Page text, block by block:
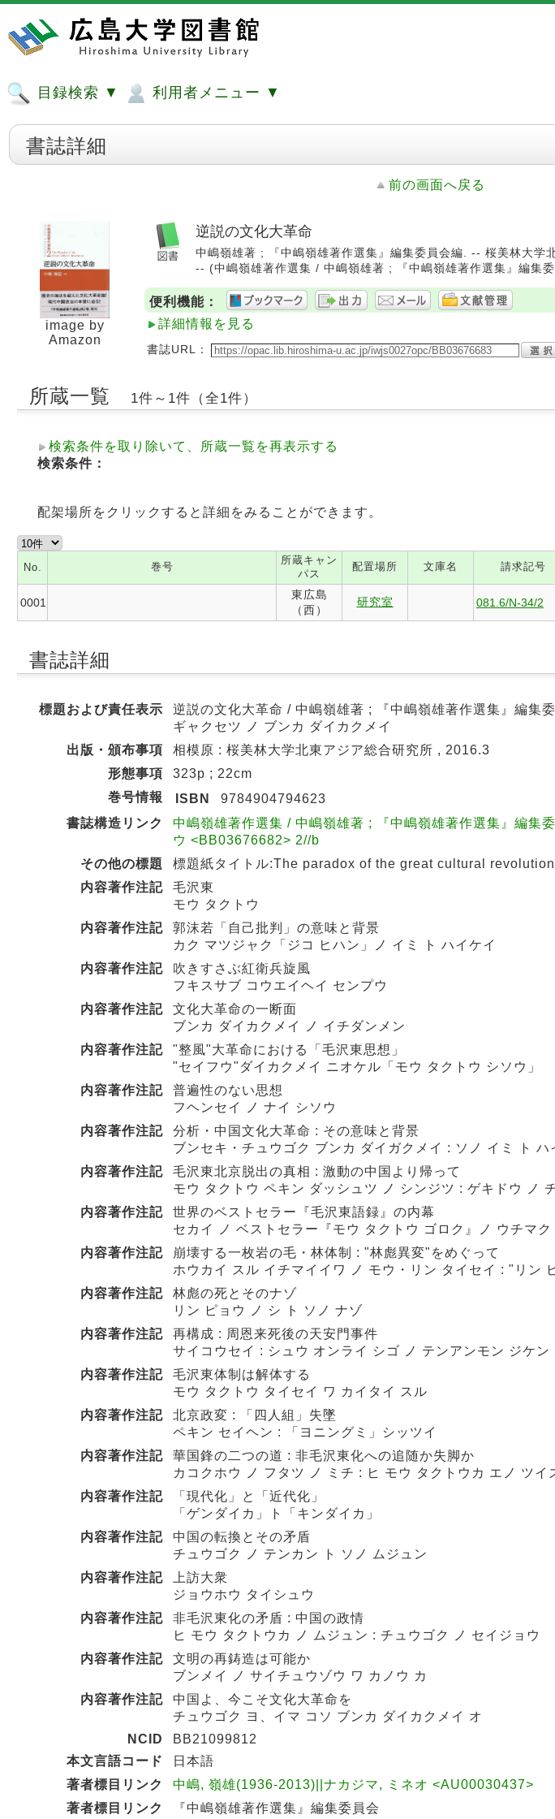
目録検索 ▼ 利用者メニュー ▼
書誌詳細
前の画面へ戻る
image by
Amazon
逆説の文化大革命
中嶋嶺雄著 ; 『中嶋嶺雄著作選集』編集委員会編. -- 桜美林大学
-- (中嶋嶺雄著作選集 / 中嶋嶺雄著 ; 『中嶋嶺雄著作選集』編集
便利機能：
詳細情報を見る
書誌URL：
所蔵一覧 1件～1件（全1件）
検索条件を取り除いて、所蔵一覧を再表示する
検索条件：
配架場所をクリックすると詳細をみることができます。
No. 巻号
所蔵キャン
パス
配置場所 文庫名 請求記号
0001
東広島
（西）
研究室 081.6/N-34/2
書誌詳細
標題および責任表示
逆説の文化大革命 / 中嶋嶺雄著 ; 『中嶋嶺雄著作選集』編集
ギャクセツ ノ ブンカ ダイカクメイ
出版・頒布事項
相模原 : 桜美林大学北東アジア総合研究所 , 2016.3
形態事項
323p ; 22cm
巻号情報
ISBN
9784904794623
書誌構造リンク
中嶋嶺雄著作選集 / 中嶋嶺雄著 ; 『中嶋嶺雄著作選集』編集
ウ <BB03676682> 2//b
その他の標題
標題紙タイトル:The paradox of the great cultural revolution
内容著作注記
毛沢東
モウ タクトウ
内容著作注記
郭沫若「自己批判」の意味と背景
カク マツジャク「ジコ ヒハン」ノ イミ ト ハイケイ
内容著作注記
吹きすさぶ紅衛兵旋風
フキスサブ コウエイヘイ センプウ
内容著作注記
文化大革命の一断面
ブンカ ダイカクメイ ノ イチダンメン
内容著作注記
"整風"大革命における「毛沢東思想」
"セイフウ"ダイカクメイ ニオケル「モウ タクトウ シソウ」
内容著作注記
普遍性のない思想
フヘンセイ ノ ナイ シソウ
内容著作注記
分析・中国文化大革命 : その意味と背景
ブンセキ・チュウゴク ブンカ ダイガクメイ : ソノ イミ ト ハ
内容著作注記
毛沢東北京脱出の真相 : 激動の中国より帰って
モウ タクトウ ペキン ダッシュツ ノ シンジツ : ゲキドウ ノ
内容著作注記
世界のベストセラー『毛沢東語録』の内幕
セカイ ノ ベストセラー『モウ タクトウ ゴロク』ノ ウチマク
内容著作注記
崩壊する一枚岩の毛・林体制 : "林彪異変"をめぐって
ホウカイ スル イチマイイワ ノ モウ・リン タイセイ : "リン
内容著作注記
林彪の死とそのナゾ
リン ピョウ ノ シ ト ソノ ナゾ
内容著作注記
再構成 : 周恩来死後の天安門事件
サイコウセイ : シュウ オンライ シゴ ノ テンアンモン ジケン
内容著作注記
毛沢東体制は解体する
モウ タクトウ タイセイ ワ カイタイ スル
内容著作注記
北京政変 : 「四人組」失墜
ペキン セイヘン : 「ヨニングミ」シッツイ
内容著作注記
華国鋒の二つの道 : 非毛沢東化への追随か失脚か
カコクホウ ノ フタツ ノ ミチ : ヒ モウ タクトウカ エノ ツイ
内容著作注記
「現代化」と「近代化」
「ゲンダイカ」ト「キンダイカ」
内容著作注記
中国の転換とその矛盾
チュウゴク ノ テンカン ト ソノ ムジュン
内容著作注記
上訪大衆
ジョウホウ タイシュウ
内容著作注記
非毛沢東化の矛盾 : 中国の政情
ヒ モウ タクトウカ ノ ムジュン : チュウゴク ノ セイジョウ
内容著作注記
文明の再鋳造は可能か
ブンメイ ノ サイチュウゾウ ワ カノウ カ
内容著作注記
中国よ、今こそ文化大革命を
チュウゴク ヨ、イマ コソ ブンカ ダイカクメイ オ
NCID
BB21099812
本文言語コード
日本語
著者標目リンク
中嶋, 嶺雄(1936-2013)||ナカジマ, ミネオ <AU00030437>
著者標目リンク
『中嶋嶺雄著作選集』編集委員会